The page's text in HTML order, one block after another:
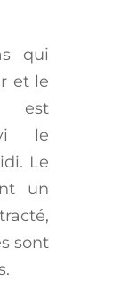
qui
et le
est
le
Le
un
sont